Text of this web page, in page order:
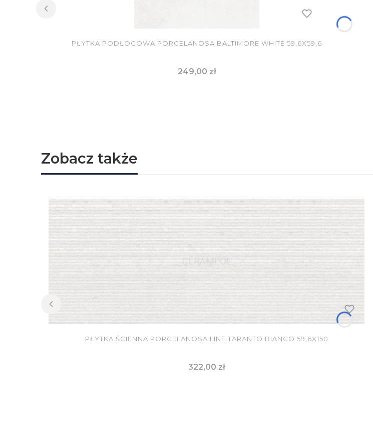
PŁYTKA PODŁOGOWA PORCELANOSA BALTIMORE WHITE 59,6X59,6
Cena
249,00 zł
Zobacz także
PŁYTKA ŚCIENNA PORCELANOSA LINE TARANTO BIANCO 59,6X150
Cena
322,00 zł